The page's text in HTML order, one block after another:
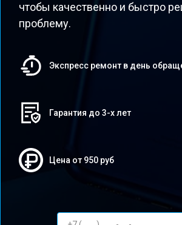
чтобы качественно и быстро
проблему.
Экспресс ремонт в день
Гарантия до 3-х лет
Цена от 950 руб